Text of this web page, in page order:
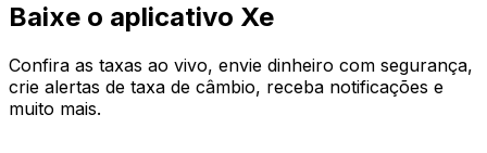
Baixe o aplicativo Xe
Confira as taxas ao vivo, envie dinheiro com segurança,
crie alertas de taxa de câmbio, receba notificações e
muito mais.